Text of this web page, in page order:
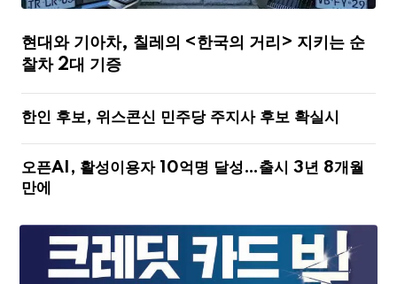
현대와 기아차, 칠레의 <한국의 거리> 지키는 순
찰차 2대 기증
한인 후보, 위스콘신 민주당 주지사 후보 확실시
오픈AI, 활성이용자 10억명 달성…출시 3년 8개월
만에